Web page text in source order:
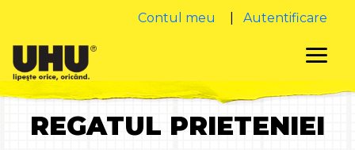
Contul meu Autentificare
REGATUL PRIETENIEI